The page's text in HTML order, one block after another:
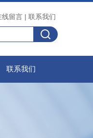
线留言 | 联系我们
联系我们